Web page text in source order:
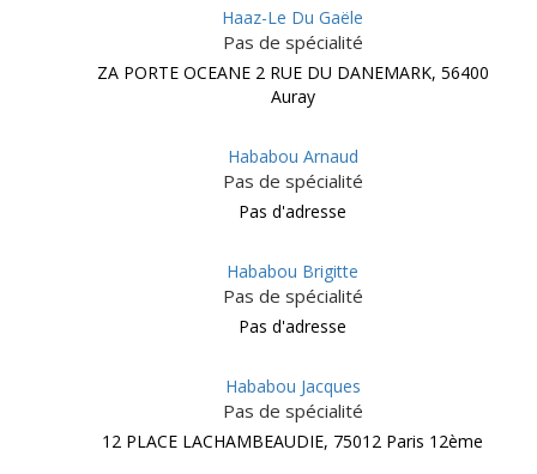
Haaz-Le Du Gaële
Pas de spécialité
ZA PORTE OCEANE 2 RUE DU DANEMARK, 56400
Auray
Hababou Arnaud
Pas de spécialité
Pas d'adresse
Hababou Brigitte
Pas de spécialité
Pas d'adresse
Hababou Jacques
Pas de spécialité
12 PLACE LACHAMBEAUDIE, 75012 Paris 12ème